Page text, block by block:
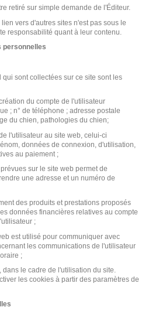
retiré sur simple demande de l'Éditeur.
lien vers d'autres sites n'est pas sous le
responsabilité quant à leur contenu.
personnelles
sont collectées sur ce site sont les
du compte de l'utilisateur
; n° de téléphone ; adresse postale
du chien, pathologies du chien;
l'utilisateur au site web, celui-ci
données de connexion, d'utilisation,
au paiement ;
sur le site web permet de
une adresse et un numéro de
des produits et prestations proposés
données financières relatives au compte
;
est utilisé pour communiquer avec
les communications de l'utilisateur
;
dans le cadre de l'utilisation du site.
les cookies à partir des paramètres de